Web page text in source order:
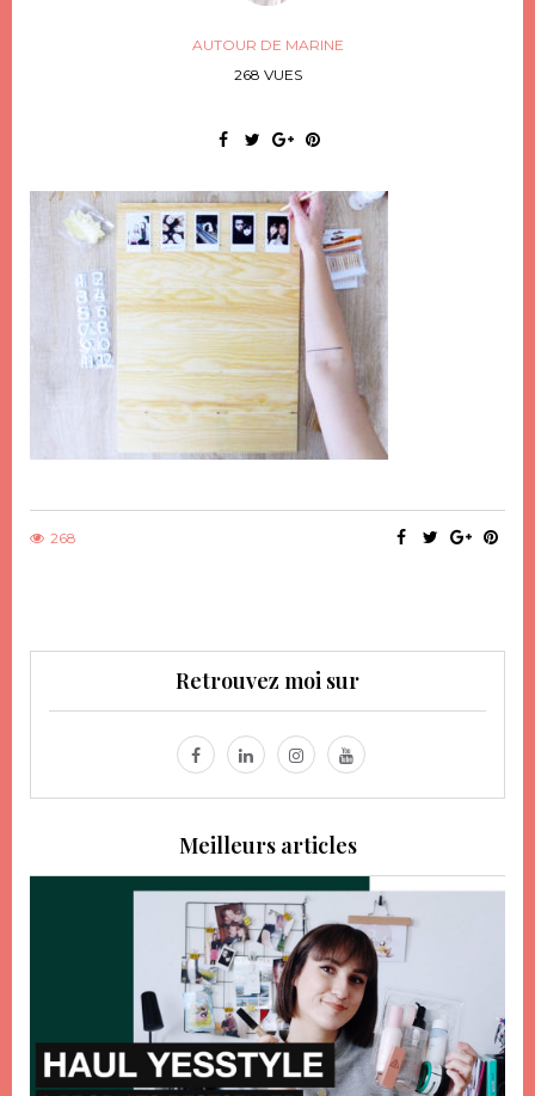
AUTOUR DE MARINE
268 VUES
268
Retrouvez moi sur
Meilleurs articles